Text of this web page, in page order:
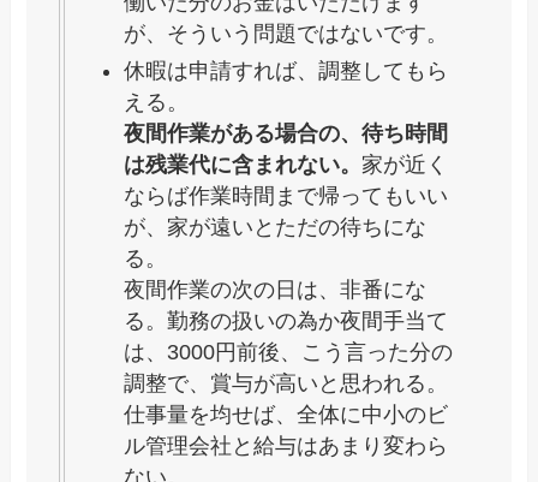
が、そういう問題ではないです。
休暇は申請すれば、調整してもら
える。
夜間作業がある場合の、待ち時間
は残業代に含まれない。 家が近く
ならば作業時間まで帰ってもいい
が、家が遠いとただの待ちにな
る。
夜間作業の次の日は、非番にな
る。勤務の扱いの為か夜間手当て
は、3000円前後、こう言った分の
調整で、賞与が高いと思われる。
仕事量を均せば、全体に中小のビ
ル管理会社と給与はあまり変わら
ない。